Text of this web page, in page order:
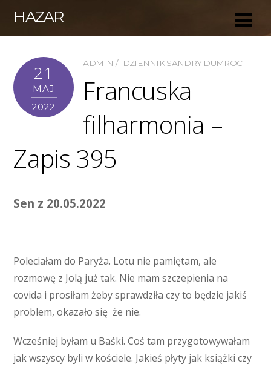
HAZAR
21
MAJ
2022
ADMIN DZIENNIK SANDRY DUMROC
Francuska
filharmonia –
Zapis 395
Sen z 20.05.2022
Poleciałam do Paryża. Lotu nie pamiętam, ale
rozmowę z Jolą już tak. Nie mam szczepienia na
covida i prosiłam żeby sprawdziła czy to będzie jakiś
problem, okazało się że nie.
Wcześniej byłam u Baśki. Coś tam przygotowywałam
jak wszyscy byli w kościele. Jakieś płyty jak książki czy